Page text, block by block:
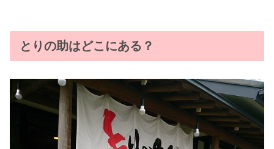
とりの助はどこにある？